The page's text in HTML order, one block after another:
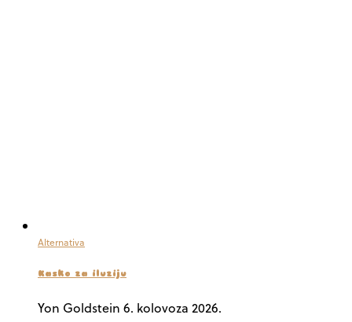
Alternativa
Kasko za iluziju
Yon Goldstein 6. kolovoza 2026.